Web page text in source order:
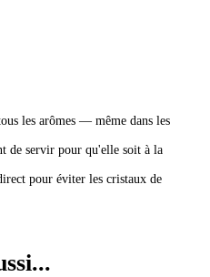
les arômes — même dans les
de servir pour qu'elle soit à la
pour éviter les cristaux de